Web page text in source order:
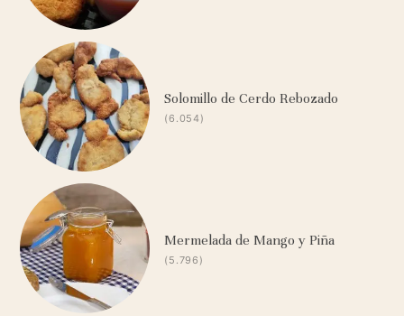
Solomillo de Cerdo Rebozado
(6.054)
Mermelada de Mango y Piña
(5.796)